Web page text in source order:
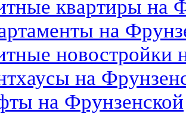
квартиры на
на
новостройки
на
на Фрунзенской